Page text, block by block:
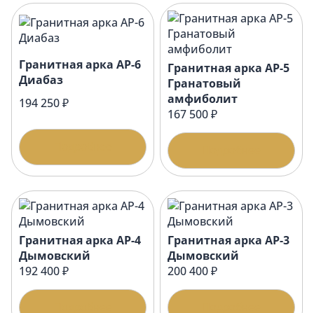
Гранитная арка АР-6
Диабаз
194 250 ₽
Гранитная арка АР-5
Гранатовый
амфиболит
167 500 ₽
Гранитная арка АР-4
Дымовский
192 400 ₽
Гранитная арка АР-3
Дымовский
200 400 ₽